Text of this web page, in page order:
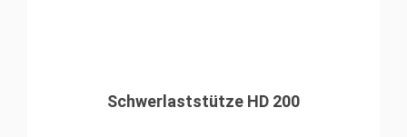
Schwerlaststütze HD 200